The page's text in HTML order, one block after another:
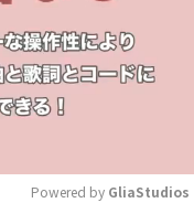
Powered by GliaStudios